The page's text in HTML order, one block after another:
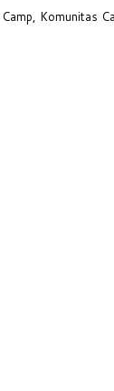
Komunitas